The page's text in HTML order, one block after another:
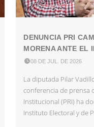
DENUNCIA PRI
MORENA ANTE EL
08 DE JUL. DE 2026
La diputada Pilar
conferencia de prensa
Institucional (PRI) ha
Instituto Electoral y de